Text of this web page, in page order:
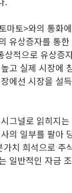
마토>와의 통화
유상증자를 통
적으로 유상증
고 실제 시장에
에선 시장을 설
그널로 읽히지
의 일부를 팔아
치 희석으로 주
일반적인 자금